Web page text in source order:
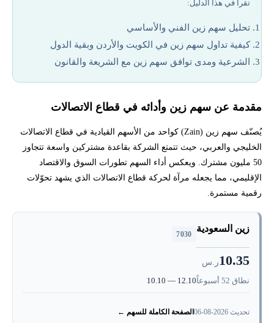
كيفية تداول سهم زين في السوق
أفضل منصات تداول سهم زين وأنسب محفظة له
أخبار سهم زين وأبرز التحليلات
توزيعات سهم زين في الأرباح
الشرعية ومدى توافق سهم زين مع الشريعة والقانون
تفاصيل الإدراج والاكتتاب السابق
توقعات سهم زين ورؤية مستقبلية
تحتاج لاستشارة لمعرفة افضل بديل عالمي لسهم زين؟
تقرأ في هذا الدليل:
تحليل سهم زين الفني والأساسي
كيفية تداول سهم زين في الكويت والأردن وبقية الدول
الشرعية ومدى توافق سهم زين مع الشريعة والقانون
مقدمة عن سهم زين وأدائه في قطاع الاتصالات
يُصنّف سهم زين (Zain) كواحد من الأسهم القيادية في قطاع الاتصالات
الخليجي والعربي، حيث تتمتع الشركة بقاعدة مشتركين واسعة تتجاوز
50 مليون مشترك. ويعكس أداء السهم تطورات السوق والاقتصاد
الإقليمي، مما يجعله مرآة لحركة قطاع الاتصالات الذي يشهد تحوّلات
رقمية مستمرة.
زين السعودية
7030
10.35ر.س
نطاق 52 أسبوعاً 10.10 — 12.10
تحديث 2026-08-06 الصفحة الكاملة للسهم ←